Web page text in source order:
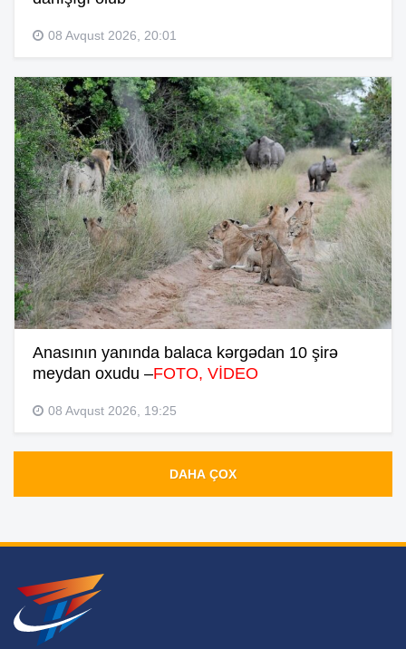
08 Avqust 2026, 20:01
Anasının yanında balaca kərgədan 10 şirə
meydan oxudu –FOTO, VİDEO
08 Avqust 2026, 19:25
DAHA ÇOX